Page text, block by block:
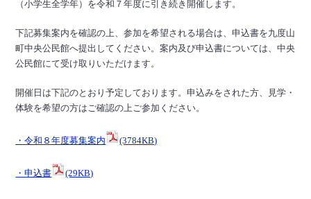
（小学生全学年）を令和７年度に引き続き開催します。
下記募集案内を確認の上、参加を希望される場合は、申込書を九度山
町中央公民館へ提出してください。案内及び申込書については、中央
公民館にて受け取りいただけます。
開催日は下記のとおり予定しております。申込みをされた方、見学・
体験を希望の方はご確認の上ご参加ください。
・令和８年度募集案内 (3784KB)
・申込書 (29KB)